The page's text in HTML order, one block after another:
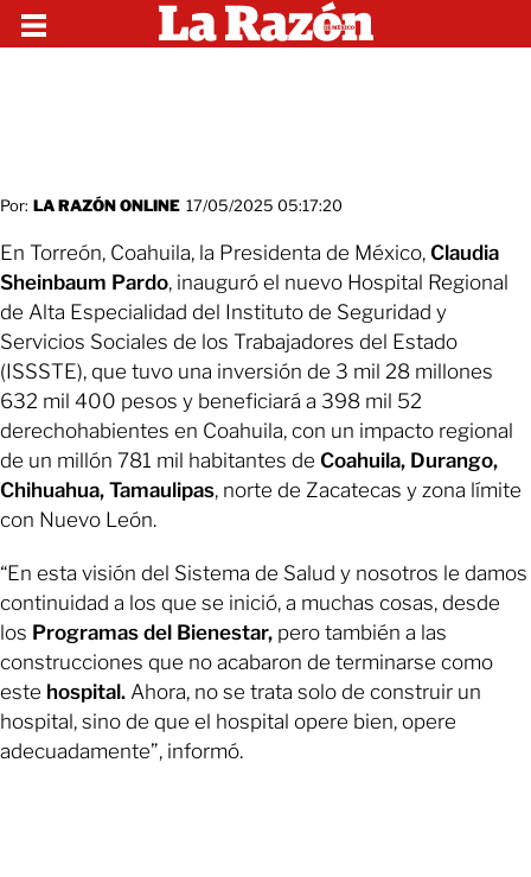
Por: LA RAZÓN ONLINE 17/05/2025 05:17:20
En Torreón, Coahuila, la Presidenta de México, Claudia
Sheinbaum Pardo, inauguró el nuevo Hospital Regional
de Alta Especialidad del Instituto de Seguridad y
Servicios Sociales de los Trabajadores del Estado
(ISSSTE), que tuvo una inversión de 3 mil 28 millones
632 mil 400 pesos y beneficiará a 398 mil 52
derechohabientes en Coahuila, con un impacto regional
de un millón 781 mil habitantes de Coahuila, Durango,
Chihuahua, Tamaulipas, norte de Zacatecas y zona límite
con Nuevo León.
“En esta visión del Sistema de Salud y nosotros le damos
continuidad a los que se inició, a muchas cosas, desde
los Programas del Bienestar, pero también a las
construcciones que no acabaron de terminarse como
este hospital. Ahora, no se trata solo de construir un
hospital, sino de que el hospital opere bien, opere
adecuadamente”, informó.